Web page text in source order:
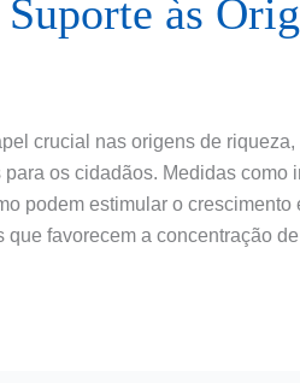
às
crucial nas origens de
os cidadãos. Medidas como
podem estimular o crescimento
favorecem a concentração